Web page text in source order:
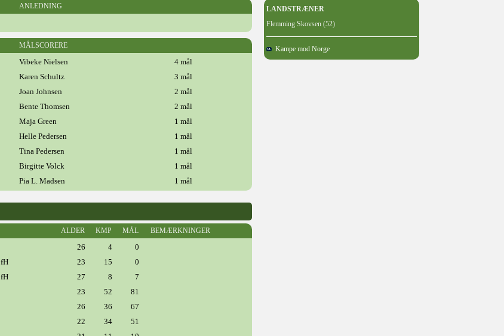
ANLEDNING
MÅLSCORERE
Vibeke Nielsen
4 mål
Karen Schultz
3 mål
Joan Johnsen
2 mål
Bente Thomsen
2 mål
Maja Green
1 mål
Helle Pedersen
1 mål
Tina Pedersen
1 mål
Birgitte Volck
1 mål
Pia L. Madsen
1 mål
ALDER KMP MÅL BEMÆRKNINGER
26 4
0
23 15
0
27 8
7
23 52
81
26 36
67
22 34
51
LANDSTRÆNER
Flemming Skovsen (52)
Kampe mod Norge